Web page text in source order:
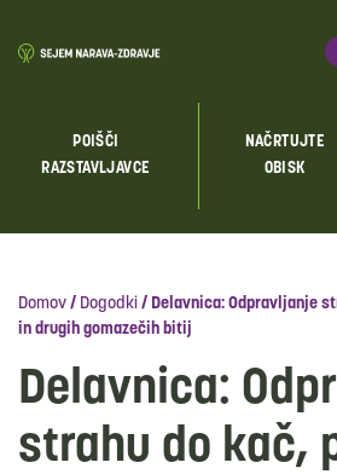
POIŠČI
RAZSTAVLJAVCE
NAČRTUJTE
OBISK
Domov / Dogodki / Delavnica: Odpravljanje
in drugih gomazečih bitij
Delavnica:
strahu do kač,